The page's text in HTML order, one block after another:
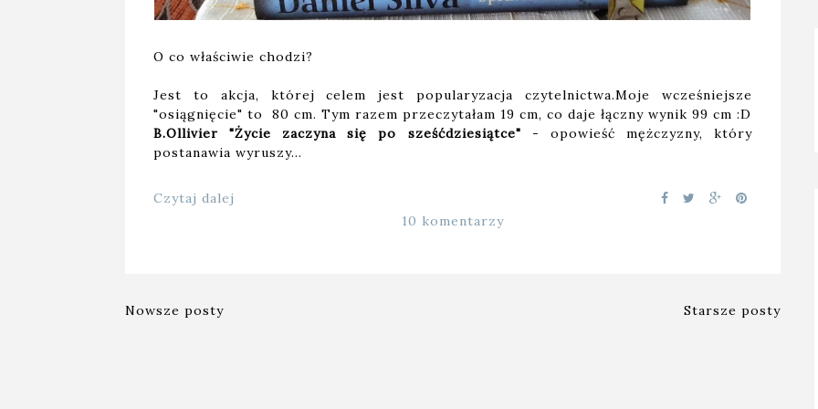
O co właściwie chodzi?
Jest to akcja, której celem jest popularyzacja czytelnictwa.Moje wcześniejsze
"osiągnięcie" to 80 cm. Tym razem przeczytałam 19 cm, co daje łączny wynik 99 cm :D
B.Ollivier "Życie zaczyna się po sześćdziesiątce" - opowieść mężczyzny, który
postanawia wyruszy…
Czytaj dalej
10 komentarzy
Nowsze posty Starsze posty